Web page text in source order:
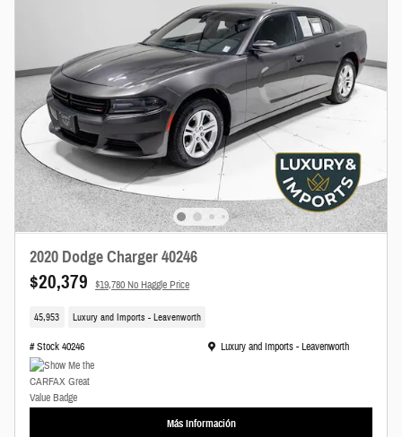
2020 Dodge Charger 40246
$20,379 $19,780 No Haggle Price
45,953 Luxury and Imports - Leavenworth
# Stock 40246 Ubicación: Luxury and Imports - Leavenworth
Luxury and Imports - Leavenworth
Más Información